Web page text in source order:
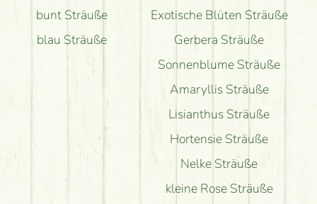
bunt Sträuße
blau Sträuße
Exotische Blüten Sträuße
Gerbera Sträuße
Sonnenblume Sträuße
Amaryllis Sträuße
Lisianthus Sträuße
Hortensie Sträuße
Nelke Sträuße
kleine Rose Sträuße